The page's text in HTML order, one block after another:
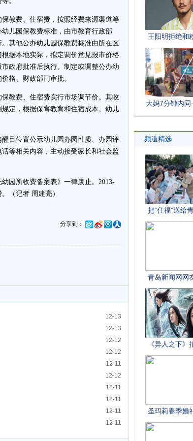
教费、住宿费，按照经费来源渠道等
儿园保教费标准，由市教育行政部
其他公办幼儿园保教费标准由所在区
据本地实际，拟定调价意见报市价格
政府批准后执行。制定或调整公办幼
格、财政部门审批。
教费、住宿费实行市场调节价。其收
定，根据保育教育和住宿成本、幼儿
目位置公示幼儿园办园性质、办园评
等相关内容，主动接受家长和社会监
园所收费备案表》一律废止。2013-
（记者 周建亮）
分享到：
12-13
12-13
12-12
12-12
12-11
12-12
12-11
12-11
12-11
12-11